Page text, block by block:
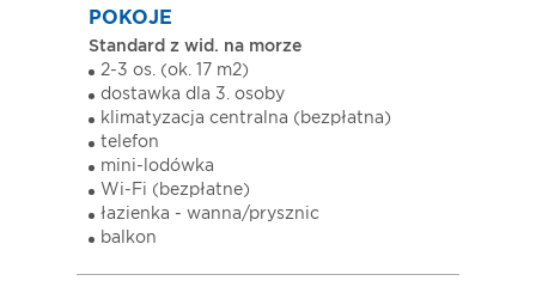
POKOJE
Standard z wid. na morze
2-3 os. (ok. 17 m2)
dostawka dla 3. osoby
klimatyzacja centralna (bezpłatna)
telefon
mini-lodówka
Wi-Fi (bezpłatne)
łazienka - wanna/prysznic
balkon